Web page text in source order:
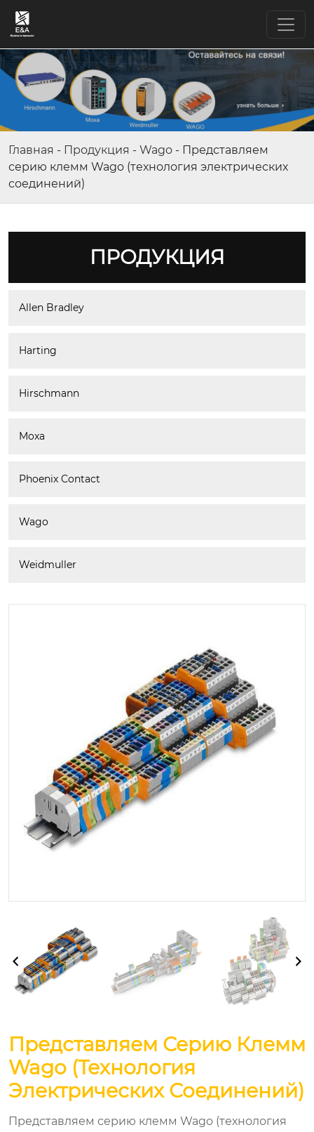
Главная - Продукция - Wago - Представляем
серию клемм Wago (технология электрических
соединений)
ПРОДУКЦИЯ
Allen Bradley
Harting
Hirschmann
Moxa
Phoenix Contact
Wago
Weidmuller
Представляем Серию Клемм
Wago (технология
Электрических Соединений)
Представляем серию клемм Wago (технология